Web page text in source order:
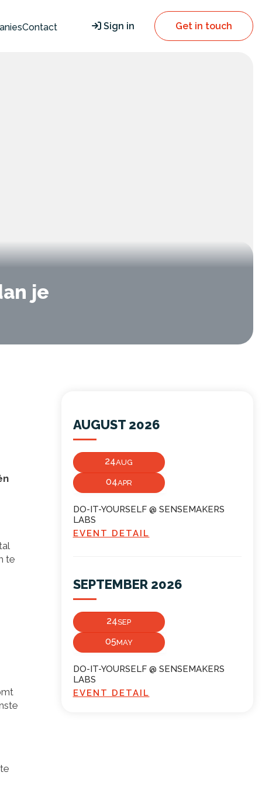
Contact Sign in Get in touch
je
te
AUGUST 2026
24AUG
04APR
DO-IT-YOURSELF @ SENSEMAKERS
LABS
EVENT DETAIL
SEPTEMBER 2026
24SEP
05MAY
DO-IT-YOURSELF @ SENSEMAKERS
LABS
EVENT DETAIL